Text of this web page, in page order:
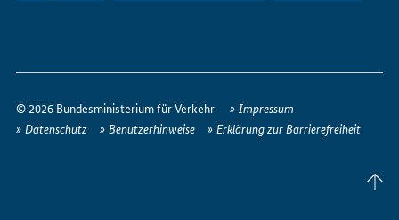
erreichen
Sie
© 2026 Bundesministerium für Verkehr
Impressum
Datenschutz
Benutzerhinweise Erklärung zur Barrierefreiheit